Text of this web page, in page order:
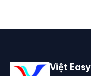
Việt Easy